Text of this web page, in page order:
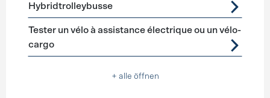
Hybridtrolleybusse
Tester un vélo à assistance électrique ou un vélo-
cargo
+ alle öffnen